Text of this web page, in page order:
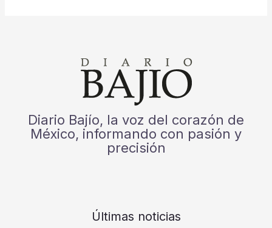
Diario Bajío, la voz del corazón de
México, informando con pasión y
precisión
Últimas noticias